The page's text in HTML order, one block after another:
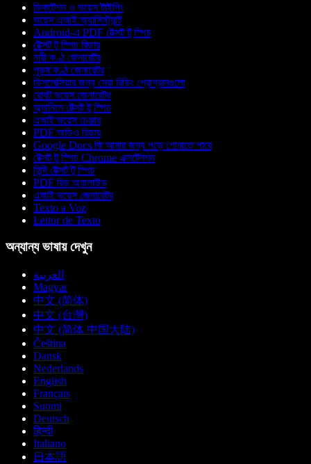
ডিকটেশন ও ভয়েস টাইপিং
ভয়েস এআই অ্যাসিস্ট্যান্ট
Android-এ PDF টেক্সট টু স্পিচ
টেক্সট টু স্পিচ রিডার
নারী কণ্ঠ জেনারেটর
পুরুষ কণ্ঠ জেনারেটর
ডিসলেক্সিয়ার জন্য সেরা রিডিং প্রোগ্রামগুলো
রোবট ভয়েস জেনারেটর
অ্যানিমে টেক্সট টু স্পিচ
এআই ভয়েস চেঞ্জার
PDF অডিও রিডার
Google Docs কি আমার জন্য পড়ে শোনাতে পারে
টেক্সট টু স্পিচ Chrome এক্সটেনশন
হিন্দি টেক্সট টু স্পিচ
PDF রিড অ্যালাউড
এআই ভয়েস জেনারেটর
Texto a Voz
Leitor de Texto
অন্যান্য ভাষায় দেখুন
العربية
Magyar
中文 (简体)
中文 (台灣)
中文 (简体 中国大陆)
Čeština
Dansk
Nederlands
English
Français
Suomi
Deutsch
हिन्दी
Italiano
日本語